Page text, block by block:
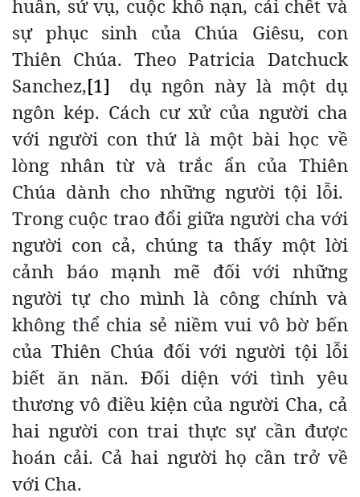
huấn, sứ vụ, cuộc khổ nạn, cái chết và
sự phục sinh của Chúa Giêsu, con
Thiên Chúa. Theo Patricia Datchuck
Sanchez,[1] dụ ngôn này là một dụ
ngôn kép. Cách cư xử của người cha
với người con thứ là một bài học về
lòng nhân từ và trắc ẩn của Thiên
Chúa dành cho những người tội lỗi.
Trong cuộc trao đổi giữa người cha với
người con cả, chúng ta thấy một lời
cảnh báo mạnh mẽ đối với những
người tự cho mình là công chính và
không thể chia sẻ niềm vui vô bờ bến
của Thiên Chúa đối với người tội lỗi
biết ăn năn. Đối diện với tình yêu
thương vô điều kiện của người Cha, cả
hai người con trai thực sự cần được
hoán cải. Cả hai người họ cần trở về
với Cha.